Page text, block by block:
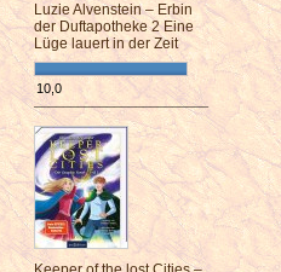
Luzie Alvenstein – Erbin
der Duftapotheke 2 Eine
Lüge lauert in der Zeit
10,0
¯¯¯¯¯¯¯¯¯¯¯¯¯¯¯¯¯¯¯¯¯¯¯¯